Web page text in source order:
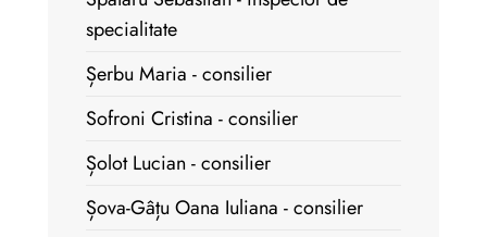
specialitate
Șerbu Maria - consilier
Sofroni Cristina - consilier
Șolot Lucian - consilier
Șova-Gâțu Oana Iuliana - consilier